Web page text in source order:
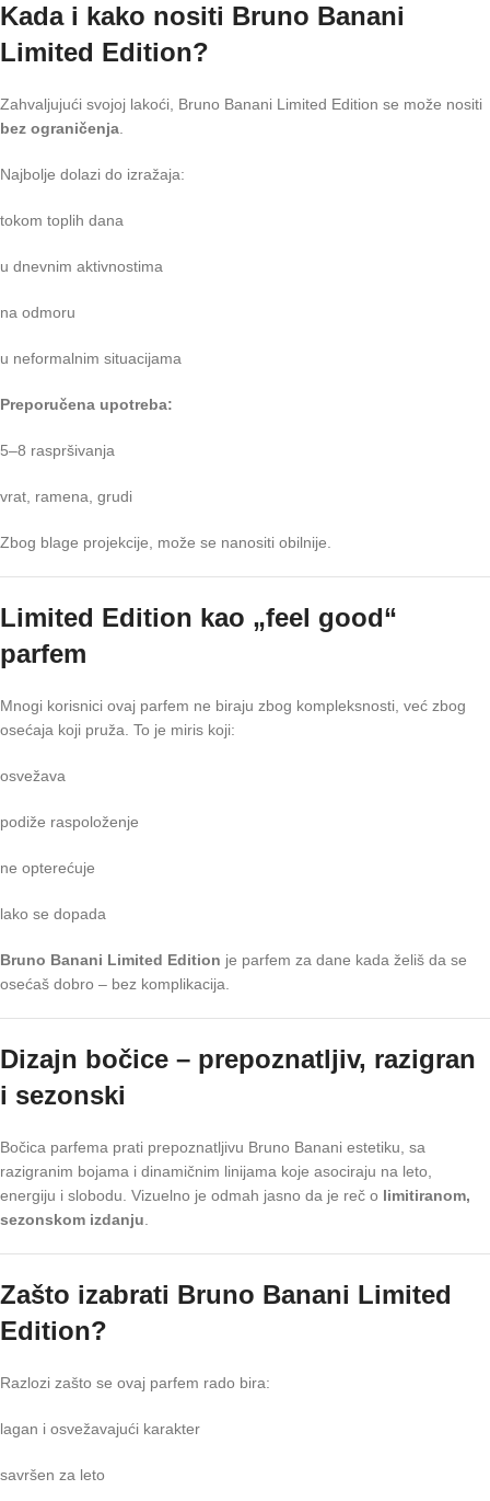
Kada i kako nositi Bruno Banani
Limited Edition?
Zahvaljujući svojoj lakoći, Bruno Banani Limited Edition se može nositi
bez ograničenja
Najbolje dolazi do izražaja:
tokom toplih dana
u dnevnim aktivnostima
na odmoru
u neformalnim situacijama
Preporučena upotreba:
5–8 raspršivanja
vrat, ramena, grudi
Zbog blage projekcije, može se nanositi obilnije.
Limited Edition kao „feel good“
parfem
Mnogi korisnici ovaj parfem ne biraju zbog kompleksnosti, već zbog
osećaja koji pruža. To je miris koji:
osvežava
podiže raspoloženje
ne opterećuje
lako se dopada
Bruno Banani Limited Edition je parfem za dane kada želiš da se
osećaš dobro – bez komplikacija.
Dizajn bočice – prepoznatljiv, razigran
i sezonski
Bočica parfema prati prepoznatljivu Bruno Banani estetiku, sa
razigranim bojama i dinamičnim linijama koje asociraju na leto,
energiju i slobodu. Vizuelno je odmah jasno da je reč o limitiranom,
sezonskom izdanju
Zašto izabrati Bruno Banani Limited
Edition?
Razlozi zašto se ovaj parfem rado bira:
lagan i osvežavajući karakter
savršen za leto